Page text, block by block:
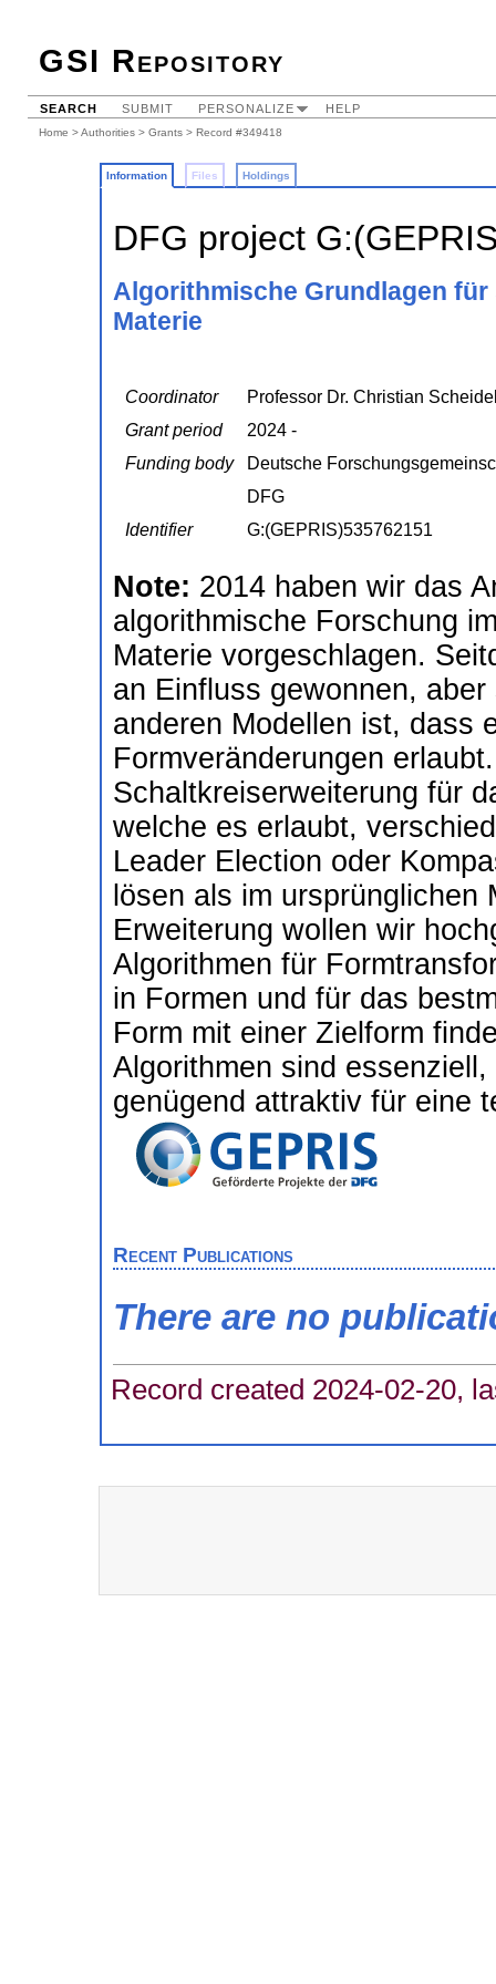
GSI Repository
SEARCH SUBMIT PERSONALIZE HELP
Home >Authorities > Grants > Record #349418
Information Files Holdings
DFG project
Algorithmische Grundlagen
Materie
Coordinator
Professor Dr. Christian
Grant period
2024 -
Funding body
Deutsche
DFG
Identifier
G:(GEPRIS)535762151
Note: 2014 haben wir das
algorithmische Forschung
Materie vorgeschlagen.
an Einfluss gewonnen,
anderen Modellen ist, dass
Formveränderungen
Schaltkreiserweiterung für
welche es erlaubt,
Leader Election oder
lösen als im
Erweiterung wollen wir
Algorithmen für
in Formen und für das
Form mit einer Zielform
Algorithmen sind
genügend attraktiv für eine
Recent Publications
There are no
Record created 2024-02-20,